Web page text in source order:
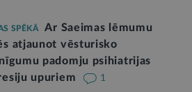
SPĒKĀ
Ar Saeimas lēmumu
atjaunot vēsturisko
padomju psihiatrijas
upuriem
1